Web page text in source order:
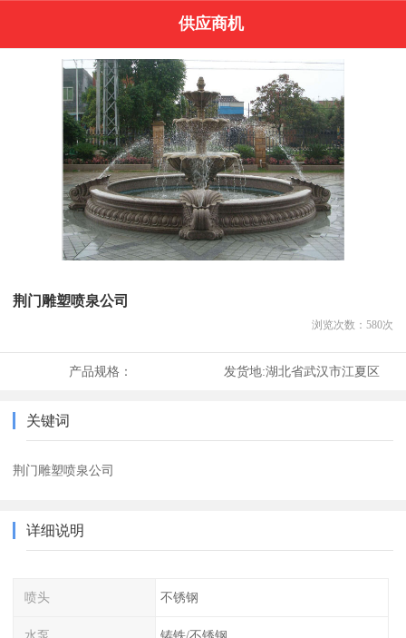
供应商机
荆门雕塑喷泉公司
浏览次数： 580次
产品规格： 发货地:湖北省武汉市江夏区
关键词
荆门雕塑喷泉公司
详细说明
喷头 不锈钢